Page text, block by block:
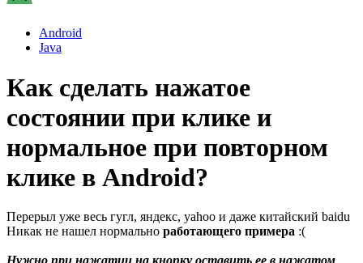
Android
Java
Как сделать нажатое
состоянии при клике и
нормальное при повторном
клике в Android?
Перерыл уже весь гугл, яндекс, yahoo и даже китайский baidu
Никак не нашел нормально работающего примера :(